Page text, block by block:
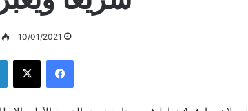
10/01/2021
فيسبوك ‫X